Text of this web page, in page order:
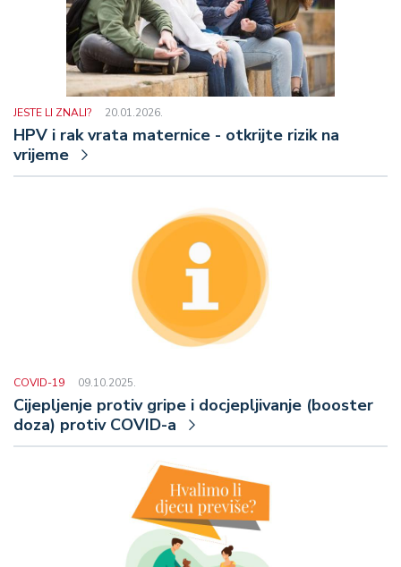
JESTE LI ZNALI? 20.01.2026.
HPV i rak vrata maternice - otkrijte rizik na
vrijeme
COVID-19 09.10.2025.
Cijepljenje protiv gripe i docjepljivanje (booster
doza) protiv COVID-a